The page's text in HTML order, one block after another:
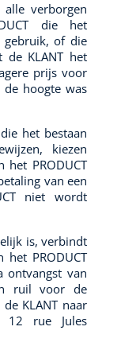
alle verborgen
die het
gebruik, of die
de KLANT het
prijs voor
hoogte was
het bestaan
kiezen
PRODUCT
van een
niet wordt
is, verbindt
het PRODUCT
ontvangst van
ruil voor de
KLANT naar
12 rue Jules